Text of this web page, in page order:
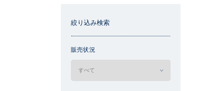
絞り込み検索
販売状況